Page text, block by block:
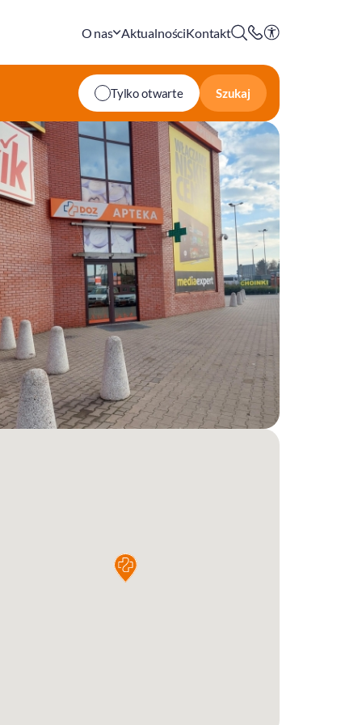
O nas AktualnościKontakt
Tylko otwarte Szukaj